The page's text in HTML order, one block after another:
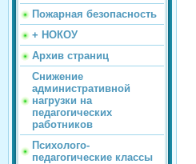
Пожарная безопасность
+ НОКОУ
Архив страниц
Снижение
административной
нагрузки на
педагогических
работников
Психолого-
педагогические классы